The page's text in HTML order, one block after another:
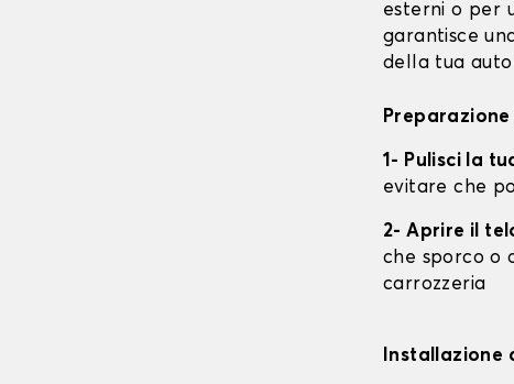
esterni o per
garantisce
della tua
1- Pulisci la
evitare che
2- Aprire il
che sporco o
carrozzeria
Installazione